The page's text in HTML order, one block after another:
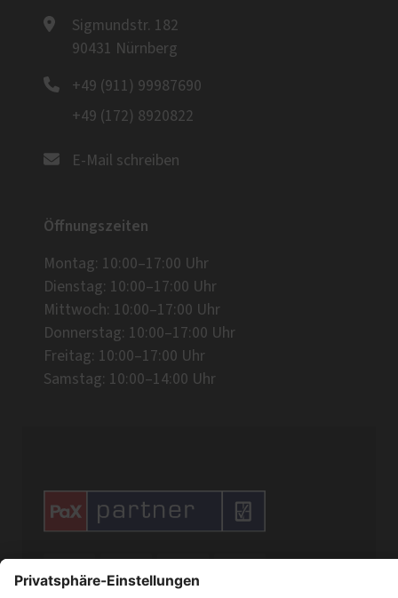
Sigmundstr. 182
90431 Nürnberg
+49 (911) 99987690
+49 (172) 8920822
E-Mail schreiben
Öffnungszeiten
Montag: 10:00–17:00 Uhr
Dienstag: 10:00–17:00 Uhr
Mittwoch: 10:00–17:00 Uhr
Donnerstag: 10:00–17:00 Uhr
Freitag: 10:00–17:00 Uhr
Samstag: 10:00–14:00 Uhr
  